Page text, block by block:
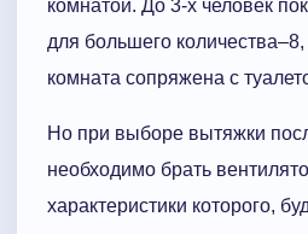
комнатой. До 3-х человек
для большего
комната сопряжена с
Но при выборе вытяжки
необходимо брать
характеристики которого,